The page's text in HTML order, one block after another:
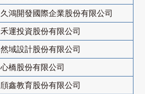
久鴻開發國際企業股份有限公司
禾運投資股份有限公司
然域設計股份有限公司
心橋股份有限公司
頎鑫教育股份有限公司